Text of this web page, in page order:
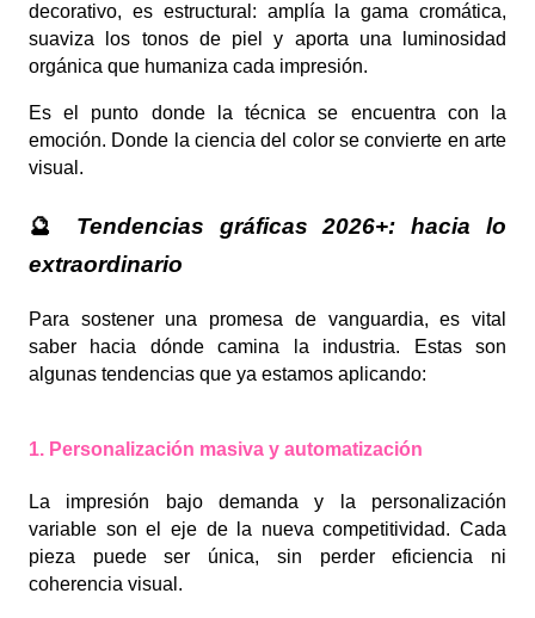
decorativo, es estructural: amplía la gama cromática,
suaviza los tonos de piel y aporta una luminosidad
orgánica que humaniza cada impresión.
Es el punto donde la técnica se encuentra con la
emoción. Donde la ciencia del color se convierte en arte
visual.
🔮
Tendencias gráficas 2026+: hacia lo
extraordinario
Para sostener una promesa de vanguardia, es vital
saber hacia dónde camina la industria. Estas son
algunas tendencias que ya estamos aplicando:
1. Personalización masiva y automatización
La impresión bajo demanda y la personalización
variable son el eje de la nueva competitividad. Cada
pieza puede ser única, sin perder eficiencia ni
coherencia visual.